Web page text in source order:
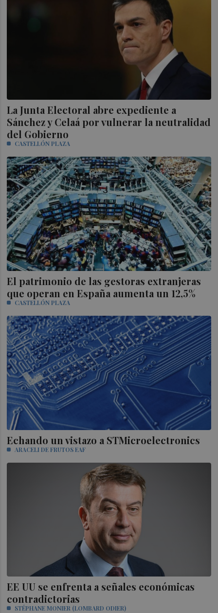
La Junta Electoral abre expediente a
Sánchez y Celaá por vulnerar la neutralidad
del Gobierno
CASTELLÓN PLAZA
El patrimonio de las gestoras extranjeras
que operan en España aumenta un 12,5%
CASTELLÓN PLAZA
Echando un vistazo a STMicroelectronics
ARACELI DE FRUTOS EAF
EE UU se enfrenta a señales económicas
contradictorias
STÉPHANE MONIER (LOMBARD ODIER)